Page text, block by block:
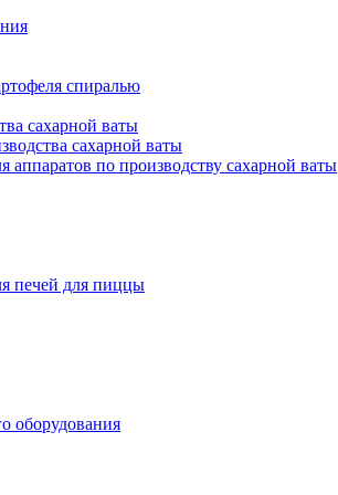
спиралью
сахарной ваты
сахарной ваты
по производству сахарной ваты
печей для пиццы
оборудования